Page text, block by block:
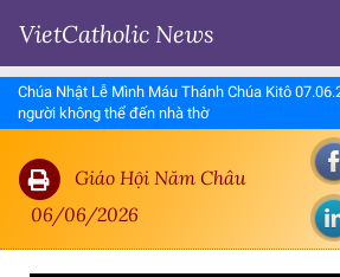
VietCatholic News
Chúa Nhật Lễ Mình Máu Thánh Chúa Kitô
người không thể đến nhà thờ
Giáo Hội Năm Châu
06/06/2026